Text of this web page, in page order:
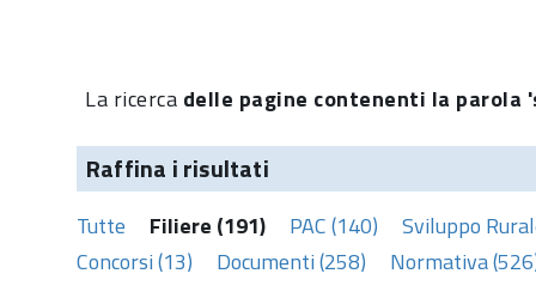
La ricerca delle pagine contenenti la
Raffina i risultati
Tutte Filiere (191) PAC (140)
Sviluppo
Concorsi (13)
Documenti (258) Normativa